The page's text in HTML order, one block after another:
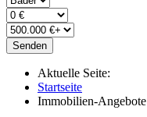
Senden
Aktuelle Seite:
Startseite
Immobilien-Angebote